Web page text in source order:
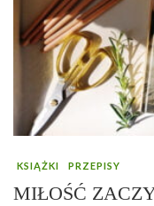
KSIĄŻKI PRZEPISY
MIŁOŚĆ